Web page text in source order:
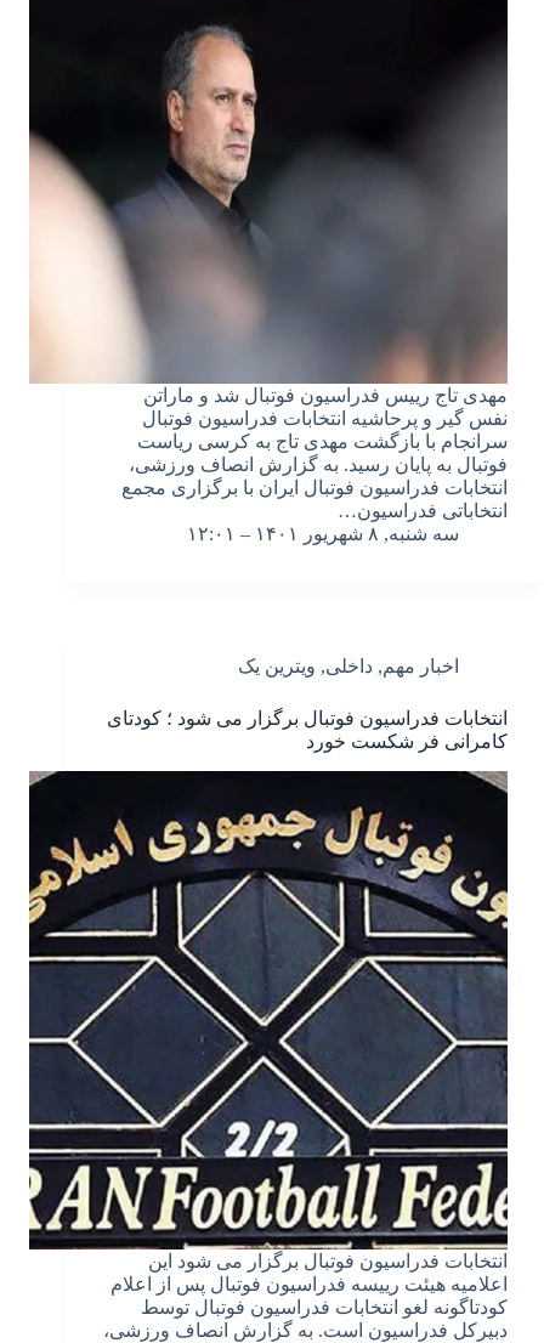
مهدی تاج رییس فدراسیون فوتبال شد و ماراتن
نفس گیر و پرحاشیه انتخابات فدراسیون فوتبال
سرانجام با بازگشت مهدی تاج به کرسی ریاست
فوتبال به پایان رسید. به گزارش انصاف ورزشی،
انتخابات فدراسیون فوتبال ایران با برگزاری مجمع
انتخاباتی فدراسیون…
سه شنبه, ۸ شهریور ۱۴۰۱ – ۱۲:۰۱
اخبار مهم, داخلی, ویترین یک
انتخابات فدراسیون فوتبال برگزار می شود ؛ کودتای
کامرانی فر شکست خورد
انتخابات فدراسیون فوتبال برگزار می شود این
اعلامیه هیئت رییسه فدراسیون فوتبال پس از اعلام
کودتاگونه لغو انتخابات فدراسیون فوتبال توسط
دبیرکل فدراسیون است. به گزارش انصاف ورزشی،